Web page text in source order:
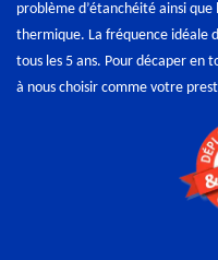
problème d’étanchéité ainsi
thermique. La fréquence idéale
tous les 5 ans. Pour décaper en
à nous choisir comme votre